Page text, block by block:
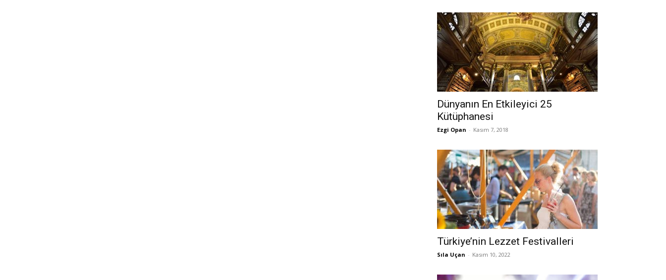
Dünyanın En Etkileyici 25
Kütüphanesi
Ezgi Opan - Kasım 7, 2018
Türkiye’nin Lezzet Festivalleri
Sıla Uçan - Kasım 10, 2022